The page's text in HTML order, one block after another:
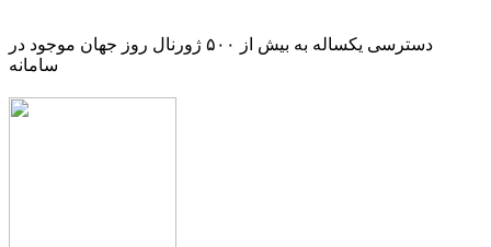
دسترسی یکساله به بیش از ۵۰۰ ژورنال روز جهان موجود در
سامانه